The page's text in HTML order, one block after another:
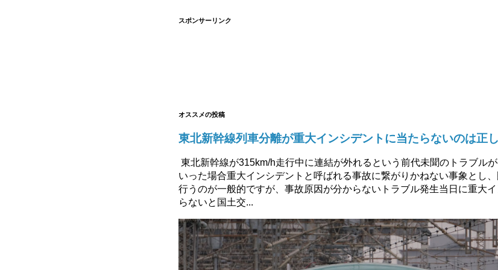
スポンサーリンク
オススメの投稿
東北新幹線列車分離が重大インシデントに当たらないのは正
東北新幹線が315km/h走行中に連結が外れるという前代未聞のトラブル
いった場合重大インシデントと呼ばれる事故に繋がりかねない事象とし
行うのが一般的ですが、事故原因が分からないトラブル発生当日に重大
らないと国土交...